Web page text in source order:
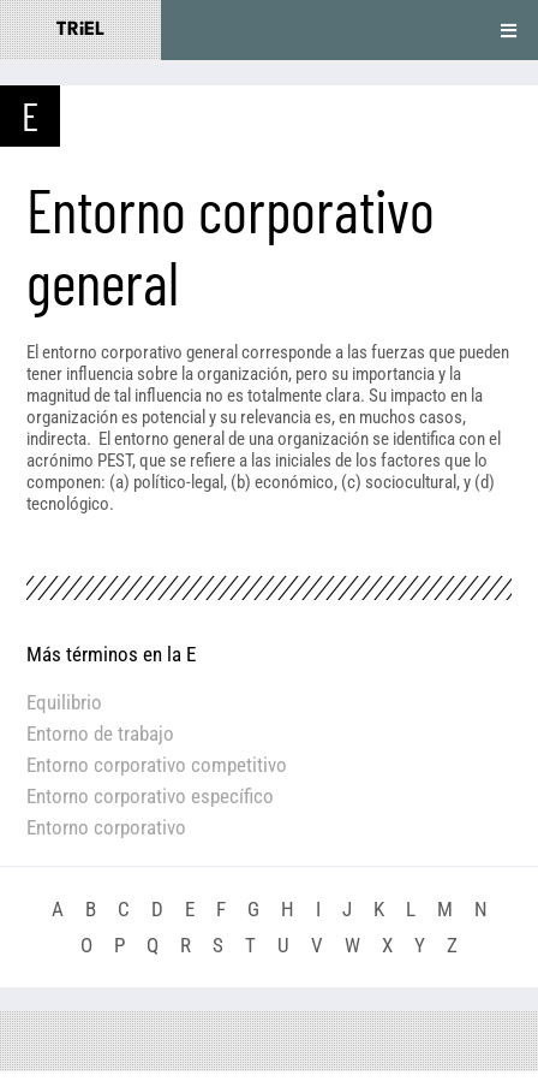
TRiEL
E
Entorno corporativo
general
El entorno corporativo general corresponde a las fuerzas que pueden
tener influencia sobre la organización, pero su importancia y la
magnitud de tal influencia no es totalmente clara. Su impacto en la
organización es potencial y su relevancia es, en muchos casos,
indirecta. El entorno general de una organización se identifica con el
acrónimo PEST, que se refiere a las iniciales de los factores que lo
componen: (a) político-legal, (b) económico, (c) sociocultural, y (d)
tecnológico.
Más términos en la E
Equilibrio
Entorno de trabajo
Entorno corporativo competitivo
Entorno corporativo específico
Entorno corporativo
A B C D E F G H I J K L M
N
O
P Q R S T U V W X Y Z